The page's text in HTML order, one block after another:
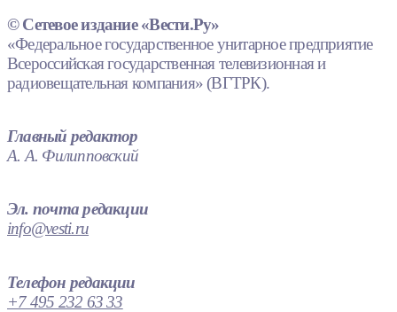
© Сетевое издание «Вести.Ру»
«Федеральное государственное унитарное предприятие
Всероссийская государственная телевизионная и
радиовещательная компания» (ВГТРК).
Главный редактор
А. А. Филипповский
Эл. почта редакции
info@vesti.ru
Телефон редакции
+7 495 232 63 33